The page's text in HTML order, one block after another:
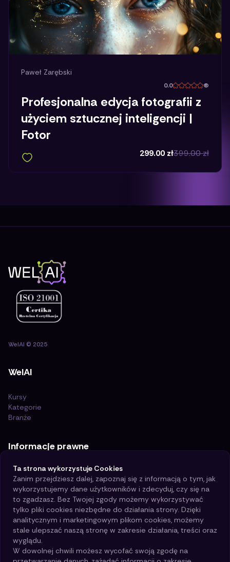
Paweł Zarębski
0.0 (
Profesjonalna edycja fotografii z
użyciem sztucznej inteligencji |
Fotor
299.00 zł399.00zł
WelAI © 2025
WelAI
Kursy
Kategorie
Branże
Informacje prawne
Certyfikat ISO 21001:2018
Polityka i cele jakości
Polityka prywatności
Regulamin
Polityka Cookies
Kontakt
Ta strona wykorzystuje Cookies
Zanim przejdziesz dalej, zapoznaj się z informacją o tym, jak
wykorzystujemy dane użytkowników i zdecyduj, czy się na
to zgadzasz. Bez Twojej zgody możemy wykorzystywać
tylko pliki cookies niezbędne do działania strony. Dzięki
analitycznym i marketingowym plikom cookies, możemy
stale ulepszać naszą stronę w zakresie działania, treści oraz
wyglądu.
W dowolnej chwili możesz wycofać swoją zgodę na